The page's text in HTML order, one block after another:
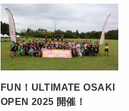
FUN！ULTIMATE OSAKI
OPEN 2025 開催！